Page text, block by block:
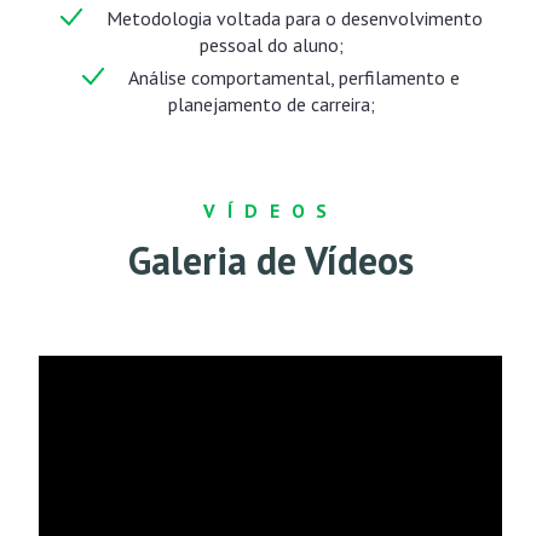
Metodologia voltada para o desenvolvimento
pessoal do aluno;
Análise comportamental, perfilamento e
planejamento de carreira;
VÍDEOS
Galeria de Vídeos